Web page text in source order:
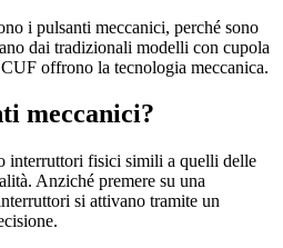
i pulsanti meccanici, perché sono
dai tradizionali modelli con cupola
offrono la tecnologia meccanica.
meccanici?
interruttori fisici simili a quelli delle
Anziché premere su una
si attivano tramite un